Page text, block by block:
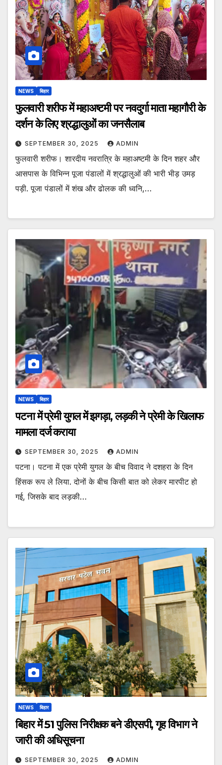
NEWS बिहार
फुलवारी शरीफ में महाअष्टमी पर नवदुर्गा माता महागौरी के
दर्शन के लिए श्रद्धालुओं का जनसैलाब
SEPTEMBER 30, 2025 ADMIN
फुलवारी शरीफ। शारदीय नवरात्रि के महाअष्टमी के दिन शहर और
आसपास के विभिन्न पूजा पंडालों में श्रद्धालुओं की भारी भीड़ उमड़
पड़ी. पूजा पंडालों में शंख और ढोलक की ध्वनि,…
NEWS बिहार
पटना में प्रेमी युगल में झगड़ा, लड़की ने प्रेमी के खिलाफ
मामला दर्ज कराया
SEPTEMBER 30, 2025 ADMIN
पटना। पटना में एक प्रेमी युगल के बीच विवाद ने दशहरा के दिन
हिंसक रूप ले लिया. दोनों के बीच किसी बात को लेकर मारपीट हो
गई, जिसके बाद लड़की…
NEWS बिहार
बिहार में 51 पुलिस निरीक्षक बने डीएसपी, गृह विभाग ने
जारी की अधिसूचना
SEPTEMBER 30, 2025 ADMIN